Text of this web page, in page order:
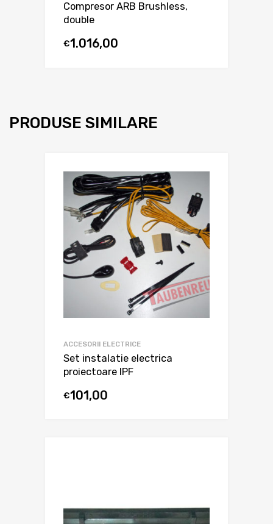
Compresor ARB Brushless,
double
€1.016,00
PRODUSE SIMILARE
ACCESORII ELECTRICE
Set instalatie electrica
proiectoare IPF
€101,00